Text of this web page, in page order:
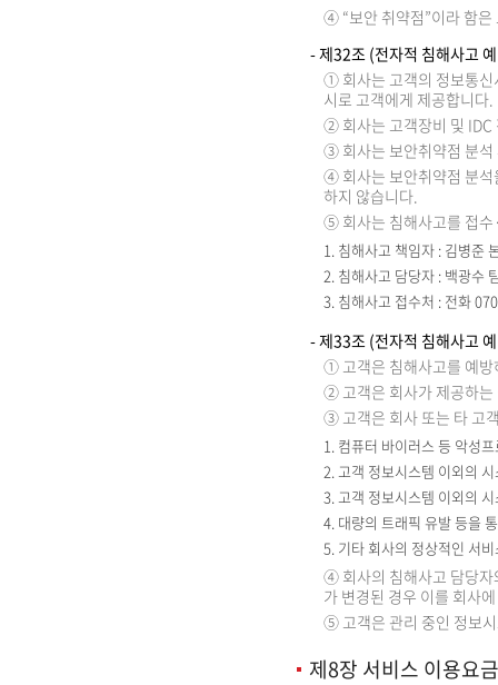
④ “보안 취약점”이라 함은
- 제32조 (전자적 침해사고
① 회사는 고객의 정보통신
시로 고객에게 제공합니다.
② 회사는 고객장비 및 IDC
③ 회사는 보안취약점 분석
④ 회사는 보안취약점 분석
하지 않습니다.
⑤ 회사는 침해사고를 접수
1. 침해사고 책임자 : 김병준
2. 침해사고 담당자 : 백광수
3. 침해사고 접수처 : 전화
- 제33조 (전자적 침해사고
① 고객은 침해사고를 예방
② 고객은 회사가 제공하는
③ 고객은 회사 또는 타 고
1. 컴퓨터 바이러스 등 악성
2. 고객 정보시스템 이외의
3. 고객 정보시스템 이외의
4. 대량의 트래픽 유발 등을
5. 기타 회사의 정상적인 서
④ 회사의 침해사고 담당자
가 변경된 경우 이를 회사
⑤ 고객은 관리 중인 정보
제8장 서비스 이용요금